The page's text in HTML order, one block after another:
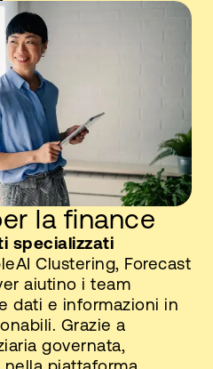
la finance
specializzati
Clustering, Forecast
aiutino i team
dati e informazioni in
Grazie a
governata,